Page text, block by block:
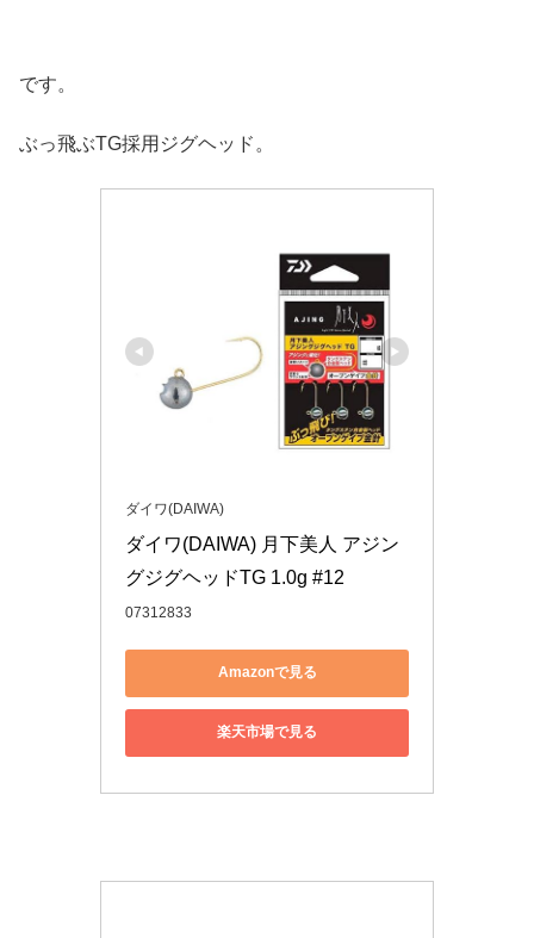
です。
ぶっ飛ぶTG採用ジグヘッド。
ダイワ(DAIWA)
ダイワ(DAIWA) 月下美人 アジン
グジグヘッドTG 1.0g #12
07312833
Amazonで見る
楽天市場で見る